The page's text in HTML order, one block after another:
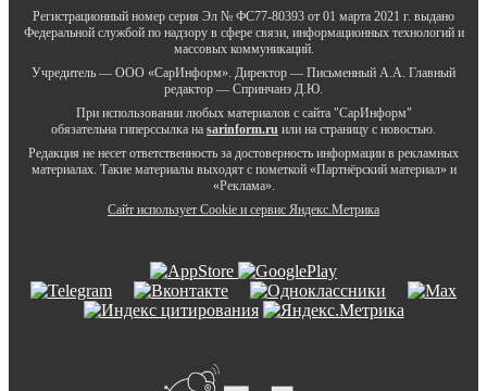
Регистрационный номер серия Эл № ФС77-80393 от 01 марта 2021 г. выдано
Федеральной службой по надзору в сфере связи, информационных технологий и
массовых коммуникаций.
Учредитель — ООО «СарИнформ». Директор — Письменный А.А. Главный
редактор — Спринчанэ Д.Ю.
При использовании любых материалов с сайта "СарИнформ"
обязательна гиперссылка на sarinform.ru или на страницу с новостью.
Редакция не несет ответственность за достоверность информации в рекламных
материалах. Такие материалы выходят с пометкой «Партнёрский материал» и
«Реклама».
Сайт использует Cookie и сервиc Яндекс.Метрика